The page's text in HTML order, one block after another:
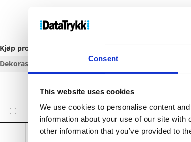
Consent
This website uses cookies
We use cookies to personalise content
information about your use of our site
other information that you’ve provided to
Kjøp produkt uten print Ekstra informasjon
Dekorasjonpriser
Bilde
Bilde